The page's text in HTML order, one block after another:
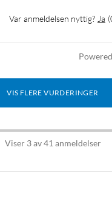
Var anmeldelsen nyttig? Ja (
VIS FLERE VURDERINGER
Viser 3 av 41 anmeldelser